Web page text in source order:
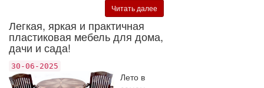
Читать далее
Легкая, яркая и практичная
пластиковая мебель для дома,
дачи и сада!
30-06-2025
Лето в